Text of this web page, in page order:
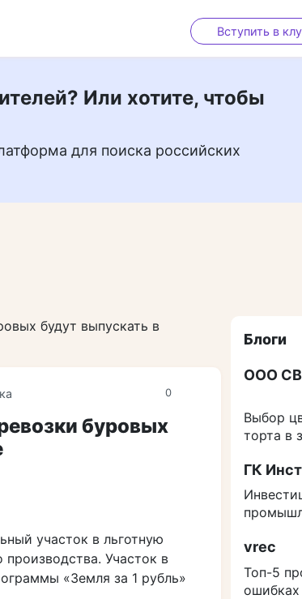
Или хотите, чтобы
для поиска российских
Вступить в
будут выпускать в
0
буровых
участок в льготную
Участок в
«Земля за 1 рубль»
Блоги
ООО
Выбор
торта в
ГК
vrec
Топ-5
ошибках